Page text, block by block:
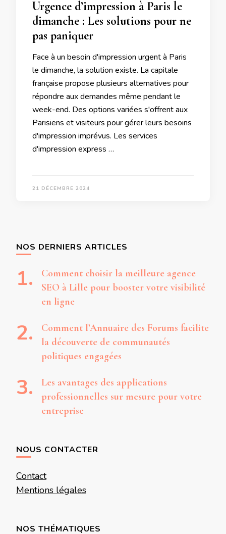
Urgence d’impression à Paris le
dimanche : Les solutions pour ne
pas paniquer
Face à un besoin d'impression urgent à Paris
le dimanche, la solution existe. La capitale
française propose plusieurs alternatives pour
répondre aux demandes même pendant le
week-end. Des options variées s'offrent aux
Parisiens et visiteurs pour gérer leurs besoins
d'impression imprévus. Les services
d'impression express …
21 DÉCEMBRE 2024
NOS DERNIERS ARTICLES
Comment choisir la meilleure agence
SEO à Lille pour booster votre visibilité
en ligne
Comment l’Annuaire des Forums facilite
la découverte de communautés
politiques engagées
Les avantages des applications
professionnelles sur mesure pour votre
entreprise
NOUS CONTACTER
Contact
Mentions légales
NOS THÉMATIQUES